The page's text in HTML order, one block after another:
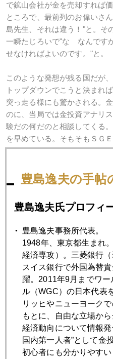
で鉱山会社が金を売却すれば
ところで、最前列のお偉いさ
島先生、それは違う！"と。そ
一瞬たじろいで"な なんです
せなければよいのです。"と。
このような発想が残る国だが
トップダウンでこうと決まれ
突っ走る様にも驚かされる。
のに、当局では金投資アナリ
験だの何だのと相談してくる
を早めている。そもそもＳＧ
いるわけである。
筆者の感覚では２年後には中
達すると思う。株の世界では
中の取引は上海のオープニン
努力をせねばならぬ、と痛感
そして、金市場における中国
い"材料であること。中国市場
なのだ、とも確信した。そう
くは感じられなくなるものだ。
豊島逸夫の手帖
豊島逸夫氏プロフィ
豊島逸夫事務所代表。
1948年、東京都生まれ
経済専攻）。三菱銀行
スイス銀行で外国為替
躍。2011年9月までワ
ル（WGC）の日本代表
リッヒやニューヨーク
もとに、自由な立場か
経済動向について情報
国内第一人者”として金
初心者にも分かりやす